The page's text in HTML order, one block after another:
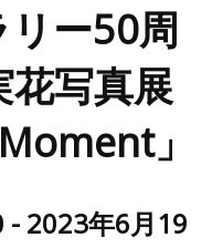
ー50周
花写真展
」
- 2023年6月19